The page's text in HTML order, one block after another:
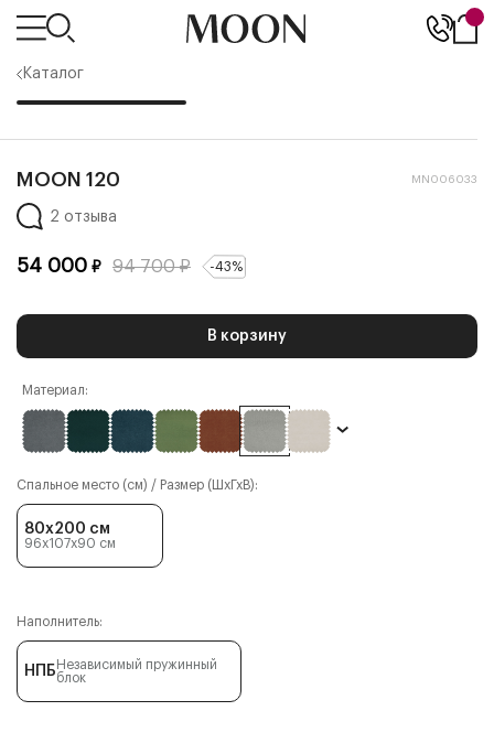
Каталог
MOON 120 MN006033
2 отзыва
54 000 ₽ 94 700₽ -43%
В корзину
Материал:
Спальное место (см) / Размер (ШхГхВ):
80x200 см
96x107x90 см
Наполнитель:
НПБ Независимый пружинный
блок